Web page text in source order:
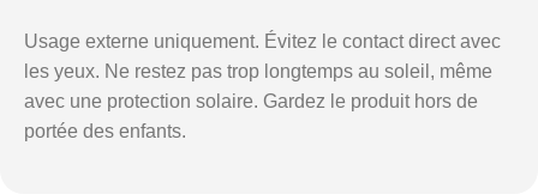
Usage externe uniquement. Évitez le contact direct avec
les yeux. Ne restez pas trop longtemps au soleil, même
avec une protection solaire. Gardez le produit hors de
portée des enfants.